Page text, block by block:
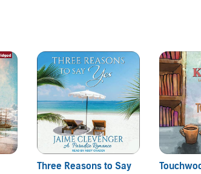
Three Reasons to Say